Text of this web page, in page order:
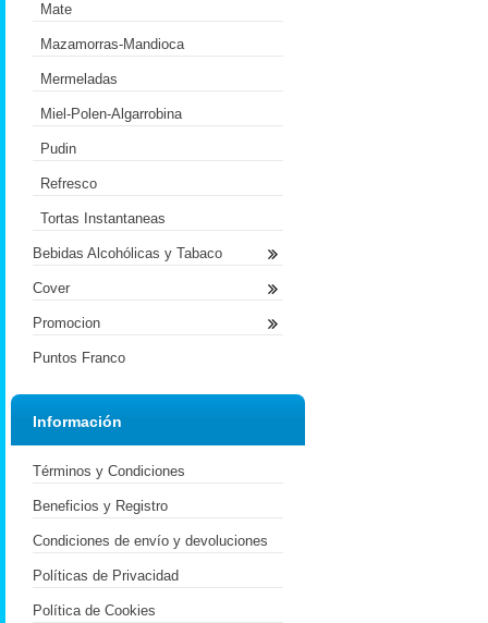
Mate
Mazamorras-Mandioca
Mermeladas
Miel-Polen-Algarrobina
Pudin
Refresco
Tortas Instantaneas
Bebidas Alcohólicas y Tabaco
Cover
Promocion
Puntos Franco
Información
Términos y Condiciones
Beneficios y Registro
Condiciones de envío y devoluciones
Políticas de Privacidad
Política de Cookies